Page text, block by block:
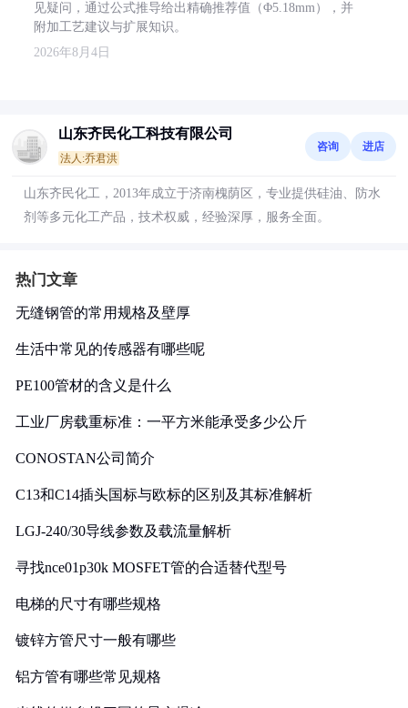
见疑问，通过公式推导给出精确推荐值（Φ5.18mm），并
附加工艺建议与扩展知识。
2026年8月4日
山东齐民化工科技有限公司
法人:乔君洪
咨询 进店
山东齐民化工，2013年成立于济南槐荫区，专业提供硅油、防水
剂等多元化工产品，技术权威，经验深厚，服务全面。
热门文章
无缝钢管的常用规格及壁厚
生活中常见的传感器有哪些呢
PE100管材的含义是什么
工业厂房载重标准：一平方米能承受多少公斤
CONOSTAN公司简介
C13和C14插头国标与欧标的区别及其标准解析
LGJ-240/30导线参数及载流量解析
寻找nce01p30k MOSFET管的合适替代型号
电梯的尺寸有哪些规格
镀锌方管尺寸一般有哪些
铝方管有哪些常见规格